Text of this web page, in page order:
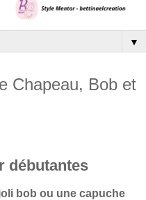
▼
Chapeau, Bob et
débutantes
bob ou une capuche